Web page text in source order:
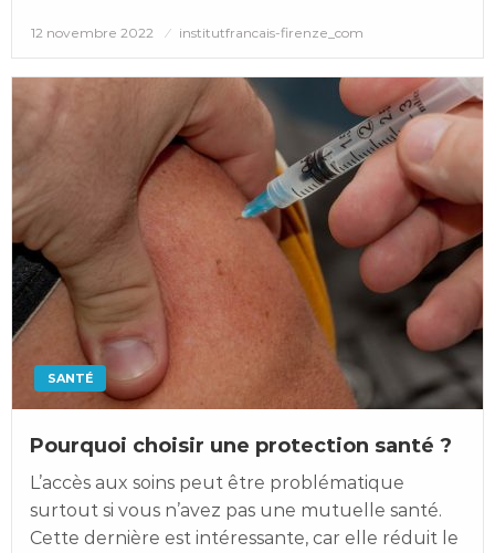
Posted
12 novembre 2022 institutfrancais-firenze_com
SANTÉ
Pourquoi choisir une protection santé ?
L’accès aux soins peut être problématique
surtout si vous n’avez pas une mutuelle santé.
Cette dernière est intéressante, car elle réduit le